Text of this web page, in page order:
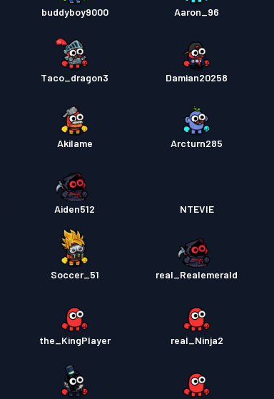
buddyboy9000 Aaron_96
Taco_dragon3 Damian20258
Akilame Arcturn285
Aiden512 NTEVIE
Soccer_51 real_Realemerald
the_KingPlayer real_Ninja2